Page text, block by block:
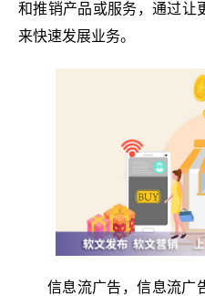
和推销产品或服务，通过让
来快速发展业务。
信息流广告，信息流广